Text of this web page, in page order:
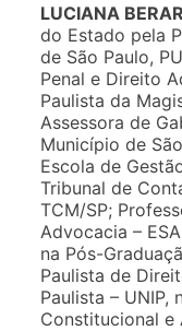
LUCIANA
do Estado pela
de São Paulo,
Penal e Direito
Paulista da
Assessora de
Município de
Escola de
Tribunal de
TCM/SP;
Advocacia –
na Pós-
Paulista de
Paulista – UNIP,
Constitucional e